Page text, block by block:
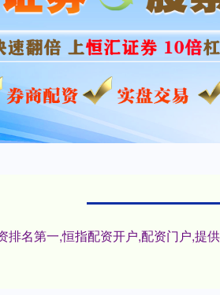
排名第一,恒指配资开户,配资门户,提